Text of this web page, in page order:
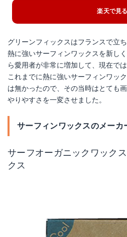
楽天で見る
グリーンフィックスはフランスで立
熱に強いサーフィンワックスを新し
ら愛用者が非常に増加して、現在で
これまでに熱に強いサーフィンワッ
は無かったので、その当時はとても
やりやすさを一変させました。
サーフィンワックスのメー
サーフオーガニックワック
クス